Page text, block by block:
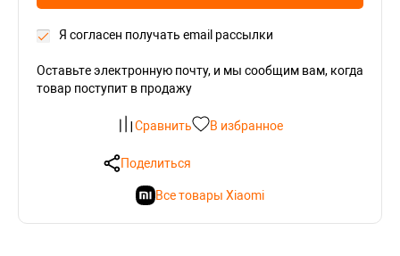
Я согласен получать email рассылки
Оставьте электронную почту, и мы сообщим вам, когда
товар поступит в продажу
Сравнить В избранное
Поделиться
Все товары Xiaomi